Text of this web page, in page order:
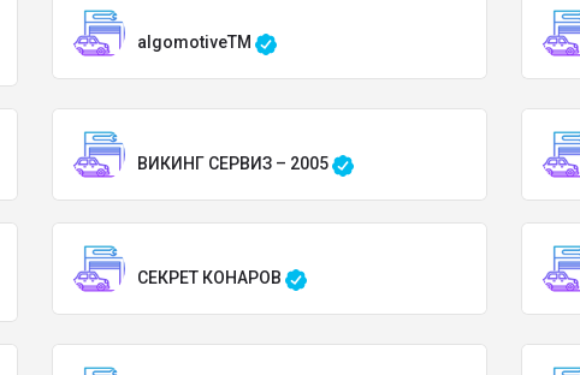
algomotiveTM
ВИКИНГ СЕРВИЗ – 2005
СЕКРЕТ КОНАРОВ